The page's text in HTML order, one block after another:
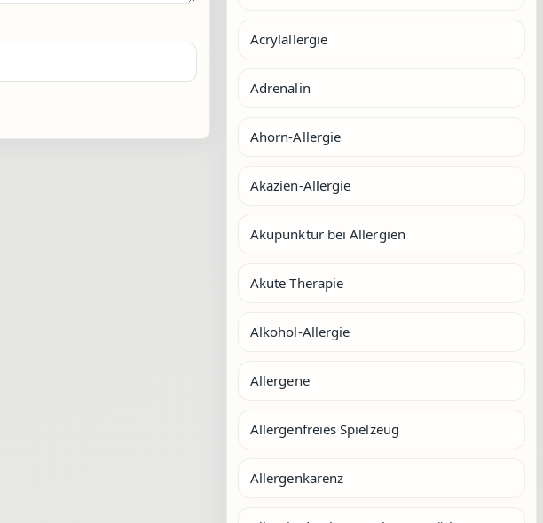
Acrylallergie
Adrenalin
Ahorn-Allergie
Akazien-Allergie
Akupunktur bei Allergien
Akute Therapie
Alkohol-Allergie
Allergene
Allergenfreies Spielzeug
Allergenkarenz